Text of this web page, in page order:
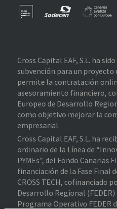
Cross Capital EAF, S.L. ha
subvención para un
permite la contratación
asesoramiento financiero,
Europeo de Desarrollo
como objetivo mejorar la
empresarial.
Cross Capital EAF, S.L. ha
ordinario de la Línea de
PYMEs”, del Fondo Canarias
financiación de la Fase Final
CROSS TECH, cofinanciado
Desarrollo Regional
Programa Operativo FEDER